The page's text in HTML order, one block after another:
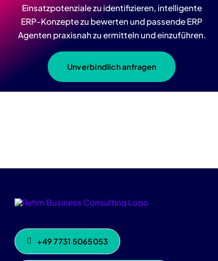
Einsatzpotenziale zu identifizieren, intelligente
ERP-Konzepte zu bewerten und passende ERP
Agenten praxisnah zu ermitteln und einzuführen.
Unverbindlich anfragen
+49 7731 5065053